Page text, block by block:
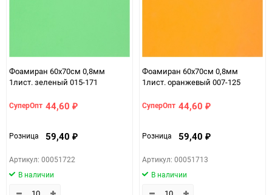
Фоамиран 60х70см 0,8мм
1лист. зеленый 015-171
СуперОпт 44,60 ₽
Розница 59,40 ₽
Артикул: 00051722
В наличии
Фоамиран 60х70см 0,8мм
1лист. оранжевый 007-125
СуперОпт 44,60 ₽
Розница 59,40 ₽
Артикул: 00051713
В наличии